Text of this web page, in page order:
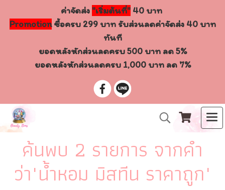
ค่าจัดส่ง "เริ่มต้นที่" 40 บาท
Promotionซื้อครบ 299 บาท รับส่วนลดค่าจัดส่ง 40 บาท
ทันที
ยอดหลังหักส่วนลดครบ 500 บาท ลด 5%
ยอดหลังหักส่วนลดครบ 1,000 บาท ลด 7%
ค้นพบ 2 รายการ จากคำ
ว่า"น้ำหอม มิสทีน ราคาถูก"